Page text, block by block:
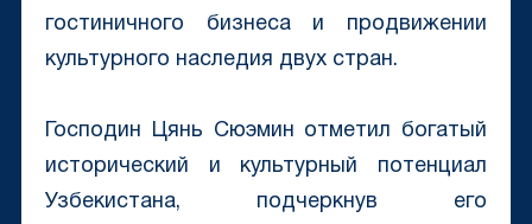
гостиничного бизнеса и продвижении
культурного наследия двух стран.
Господин Цянь Сюэмин отметил богатый
исторический и культурный потенциал
Узбекистана, подчеркнув его